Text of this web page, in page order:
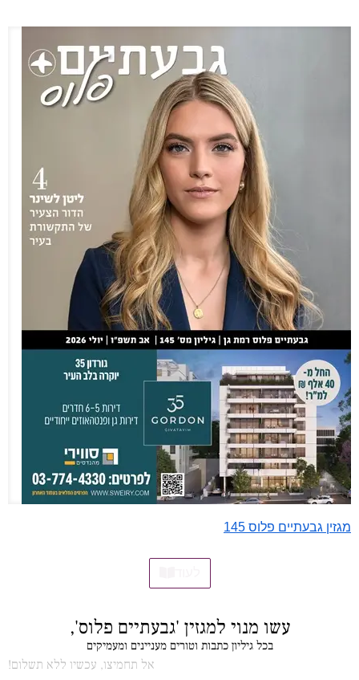
מגזין גבעתיים פלוס 145
עשו מנוי למגזין 'גבעתיים פלוס',
בכל גיליון כתבות וטורים מעניינים ומעמיקים
אל תחמיצו, עכשיו ללא תשלום!